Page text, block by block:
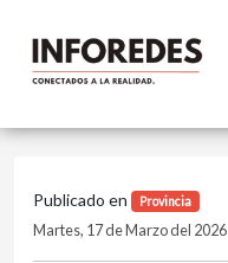
Publicado en Provincia
Martes, 17 de Marzo del 2026